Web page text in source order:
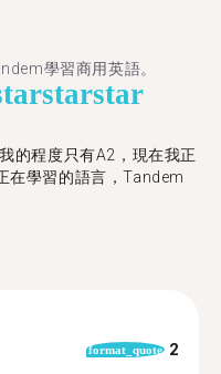
學習商用英語。
starstar
的程度只有A2，現在我正
在學習的語言，Tandem
format_quote 2